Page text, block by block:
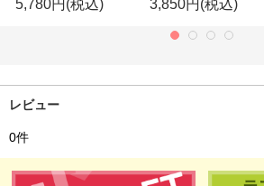
5,780円 (税込) 3,850円 (税込)
レビュー
0件